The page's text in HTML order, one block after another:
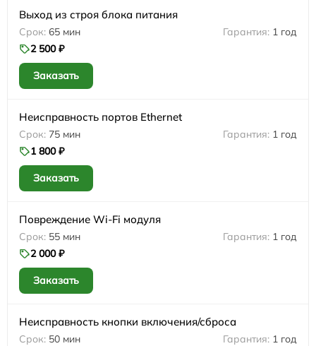
Выход из строя блока питания
65 мин
1 год
2 500 ₽
Заказать
Неисправность портов Ethernet
75 мин
1 год
1 800 ₽
Заказать
Повреждение Wi-Fi модуля
55 мин
1 год
2 000 ₽
Заказать
Неисправность кнопки включения/сброса
50 мин
1 год